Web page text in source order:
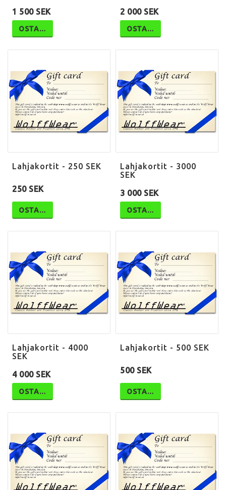
1 500 SEK
OSTA…
2 000 SEK
OSTA…
Lahjakortit - 250 SEK
250 SEK
OSTA…
Lahjakortit - 3000
SEK
3 000 SEK
OSTA…
Lahjakortit - 4000
SEK
4 000 SEK
OSTA…
Lahjakortit - 500 SEK
500 SEK
OSTA…